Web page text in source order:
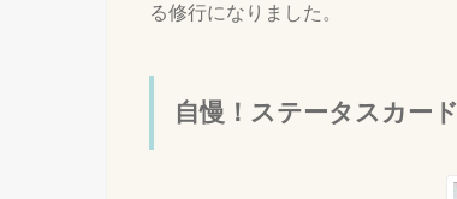
る修行になりました。
自慢！ステータスカード